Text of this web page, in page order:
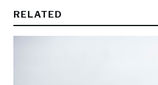
RELATED